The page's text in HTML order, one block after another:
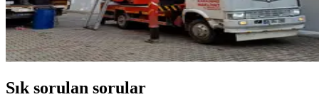
Sık sorulan sorular